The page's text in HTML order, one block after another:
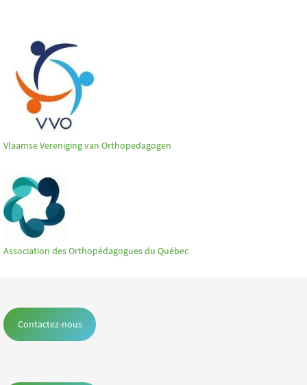
Vlaamse Vereniging van Orthopedagogen
Association des Orthopédagogues du Québec
Contactez-nous